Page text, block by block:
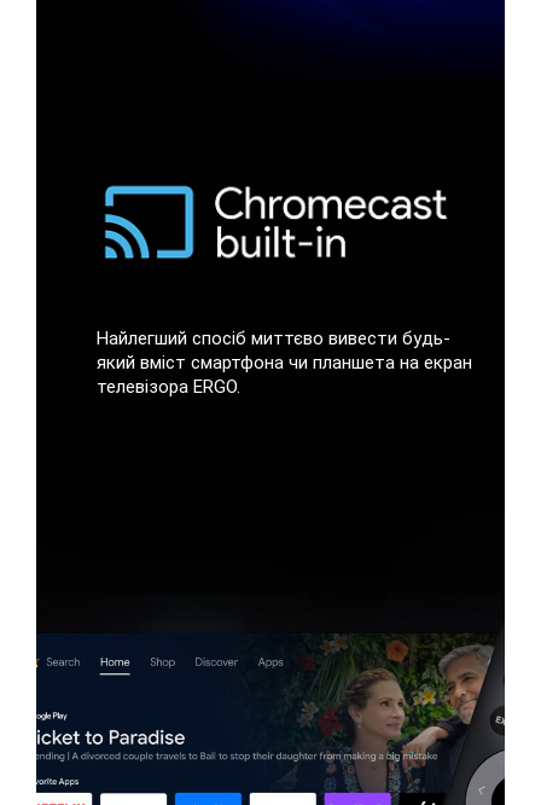
Найлегший спосіб миттєво вивести будь-
який вміст смартфона чи планшета на екран
телевізора ERGO.